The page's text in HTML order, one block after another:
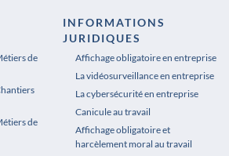
de
de
Affichages obligatoires Pharmacie
INFORMATIONS
JURIDIQUES
Affichage obligatoire en entreprise
La vidéosurveillance en entreprise
La cybersécurité en entreprise
Canicule au travail
Affichage obligatoire et
harcèlement moral au travail